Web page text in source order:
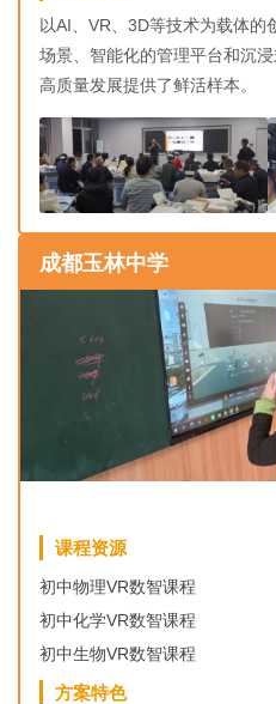
以AI、VR、3D等技术为载体的
场景、智能化的管理平台和沉
高质量发展提供了鲜活样本。
成都玉林中学
课程资源
初中物理VR数智课程
初中化学VR数智课程
初中生物VR数智课程
方案特色